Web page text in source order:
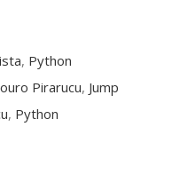
, Python
Pirarucu, Jump
, Python